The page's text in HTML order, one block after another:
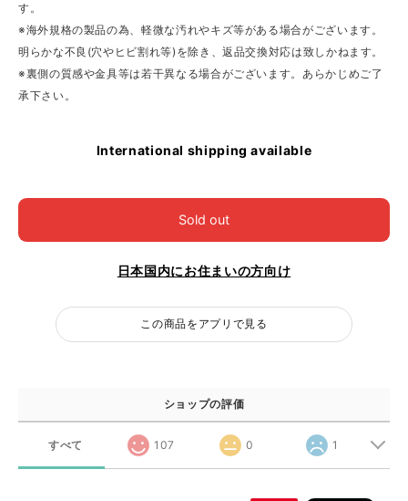
す。
※海外規格の製品の為、軽微な汚れやキズ等がある場合がございます。
明らかな不良(穴やヒビ割れ等)を除き、返品交換対応は致しかねます。
※裏側の質感や金具等は若干異なる場合がございます。あらかじめご了
承下さい。
International shipping available
Sold out
日本国内にお住まいの方向け
この商品をアプリで見る
ショップの評価
すべて 107 0 1